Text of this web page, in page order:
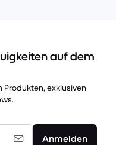
auf dem
Produkten, exklusiven
Anmelden